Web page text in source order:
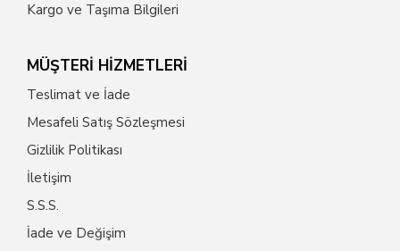
Kargo ve Taşıma Bilgileri
MÜŞTERİ HİZMETLERİ
Teslimat ve İade
Mesafeli Satış Sözleşmesi
Gizlilik Politikası
İletişim
S.S.S.
İade ve Değişim